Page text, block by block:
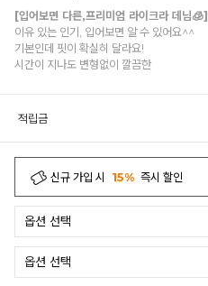
[입어보면 다른,프리미엄 라이크라 데님🧊]
이유 있는 인기, 입어보면 알 수 있어요^^
기본인데 핏이 확실히 달라요!
시간이 지나도 변형없이 깔끔한
적립금
신규 가입 시 15% 즉시 할인